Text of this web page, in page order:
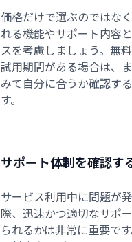
価格だけで選ぶのではな
れる機能やサポート内容
スを考慮しましょう。無
試用期間がある場合は、
みて自分に合うか確認す
す。
サポート体制を確認す
サービス利用中に問題が
際、迅速かつ適切なサポ
られるかは非常に重要で